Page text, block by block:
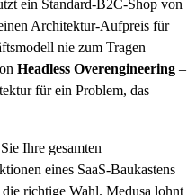
ein Standard-B2C-Shop von
Architektur-Aufpreis für
nie zum Tragen
Headless Overengineering –
für ein Problem, das
Ihre gesamten
eines SaaS-Baukastens
richtige Wahl. Medusa lohnt